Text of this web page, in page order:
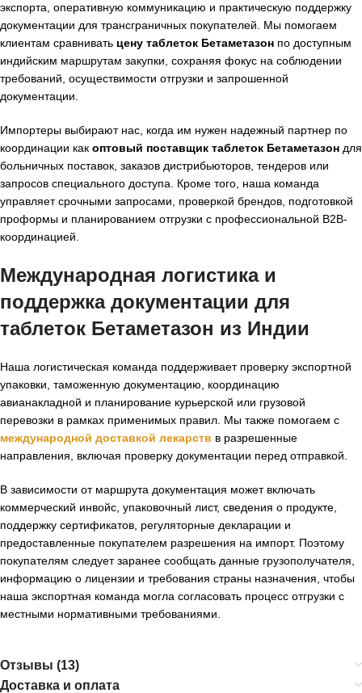
экспорта, оперативную коммуникацию и практическую поддержку
документации для трансграничных покупателей. Мы помогаем
клиентам сравнивать цену таблеток Бетаметазон по доступным
индийским маршрутам закупки, сохраняя фокус на соблюдении
требований, осуществимости отгрузки и запрошенной
документации.
Импортеры выбирают нас, когда им нужен надежный партнер по
координации как оптовый поставщик таблеток Бетаметазон для
больничных поставок, заказов дистрибьюторов, тендеров или
запросов специального доступа. Кроме того, наша команда
управляет срочными запросами, проверкой брендов, подготовкой
проформы и планированием отгрузки с профессиональной B2B-
координацией.
Международная логистика и
поддержка документации для
таблеток Бетаметазон из Индии
Наша логистическая команда поддерживает проверку экспортной
упаковки, таможенную документацию, координацию
авианакладной и планирование курьерской или грузовой
перевозки в рамках применимых правил. Мы также помогаем с
международной доставкой лекарств в разрешенные
направления, включая проверку документации перед отправкой.
В зависимости от маршрута документация может включать
коммерческий инвойс, упаковочный лист, сведения о продукте,
поддержку сертификатов, регуляторные декларации и
предоставленные покупателем разрешения на импорт. Поэтому
покупателям следует заранее сообщать данные грузополучателя,
информацию о лицензии и требования страны назначения, чтобы
наша экспортная команда могла согласовать процесс отгрузки с
местными нормативными требованиями.
Отзывы (13)
Доставка и оплата